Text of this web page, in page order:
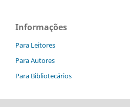
Informações
Para Leitores
Para Autores
Para Bibliotecários